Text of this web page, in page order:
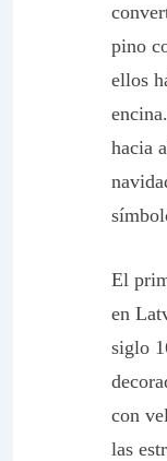
pino
ellos
hacia
El
en
siglo
con
las